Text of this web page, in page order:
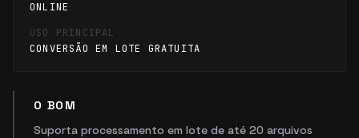
ONLINE
USO PRINCIPAL
CONVERSÃO EM LOTE GRATUITA
O BOM
Suporta processamento em lote de até 20 arquivos